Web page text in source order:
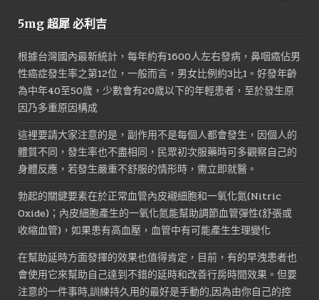
格：
5mg 超犀 必利吉
根據台灣國內最新統計，每年約有1600人左右發病，鼻咽癌佔男
性癌症發生率之第12位，一般而言，男女比例約3比1。好發年齡
為中年40至50歲，少數會有20歲以下的年輕患者，至於發生原
因乃多重原因構成
這裡要請大家注意的是，副作用不是每個人都會發生，因個人的
體質不同，發生率也不盡相同，民眾初次服藥時可多觀察自己的
身體反應，若發生嚴重不舒服的情形時，需立即就醫。
勃起的關鍵要素在於正常血管內皮襯細胞和一氧化氮(Nitric
Oxide)；內皮細胞產生的一氧化氮能幫助調節血管彈性(舒張或
收縮血管)，如果患有高血壓，血管中有可能產生生理變化
在幫助延時方面發揮的效果也值得肯定，目前，有的早洩患者也
會使用它來幫助自己達到不錯的延時和改善行房時間效果。但要
注意的一件事時,訓練持久用的最好是手動的,因為由你自己的控